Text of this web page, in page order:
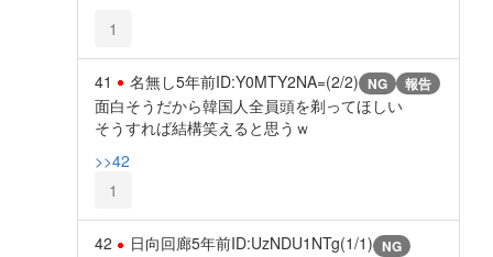
1
41 名無し5年前ID:Y0MTY2NA=(2/2) NG 報告
面白そうだから韓国人全員頭を剃ってほしい
そうすれば結構笑えると思うｗ
>>42
1
42 日向回廊5年前ID:UzNDU1NTg(1/1) NG